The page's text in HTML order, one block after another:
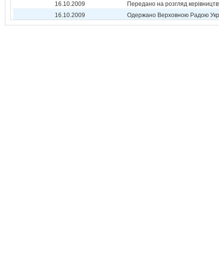
16.10.2009
Передано на розгляд
16.10.2009
Одержано Верховною Радою